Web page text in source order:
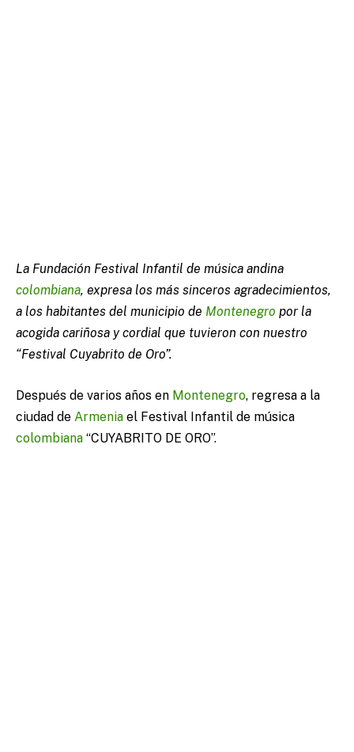
La Fundación Festival Infantil de música andina
colombiana, expresa los más sinceros agradecimientos,
a los habitantes del municipio de Montenegro por la
acogida cariñosa y cordial que tuvieron con nuestro
“Festival Cuyabrito de Oro”.
Después de varios años en Montenegro, regresa a la
ciudad de Armenia el Festival Infantil de música
colombiana “CUYABRITO DE ORO”.